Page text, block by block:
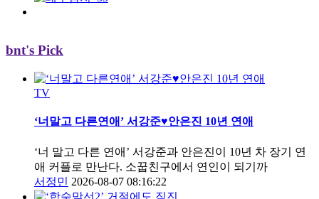
bnt's Pick
TV
‘너말고 다른연애’ 서강준♥안은진 10년 연애
‘너 말고 다른 연애’ 서강준과 안은진이 10년 차 장기 연
애 커플로 만난다. 소꿉친구에서 연인이 되기까
서정민 2026-08-07 08:16:22